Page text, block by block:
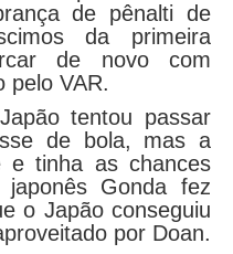
de pênalti de
da primeira
de novo com
pelo VAR.
tentou passar
de bola, mas a
e tinha as chances
Gonda fez
o Japão conseguiu
por Doan.